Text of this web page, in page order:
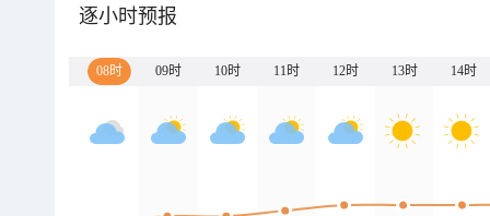
逐小时预报
08时 09时 10时 11时 12时 13时 14时